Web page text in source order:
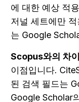
에 대한 예상 적
저널 세트에만
는 Google
Scopus와의 차
이점입니다.
된 검색 필드는
Google Scholar